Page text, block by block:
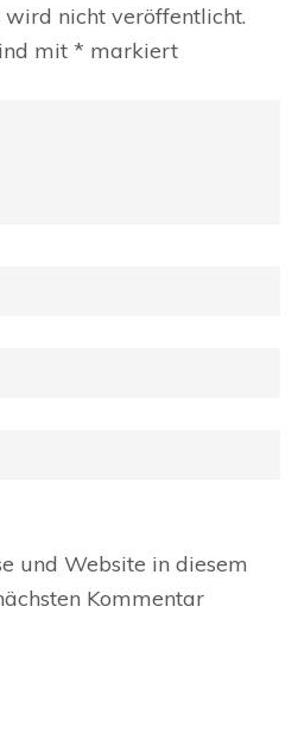
wird nicht veröffentlicht.
mit * markiert
und Website in diesem
Kommentar